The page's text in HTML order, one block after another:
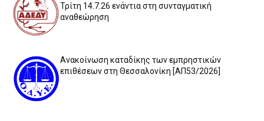
Τρίτη 14.7.26 ενάντια στη συνταγματική
αναθεώρηση
Ανακοίνωση καταδίκης των εμπρηστικών
επιθέσεων στη Θεσσαλονίκη [ΑΠ53/2026]